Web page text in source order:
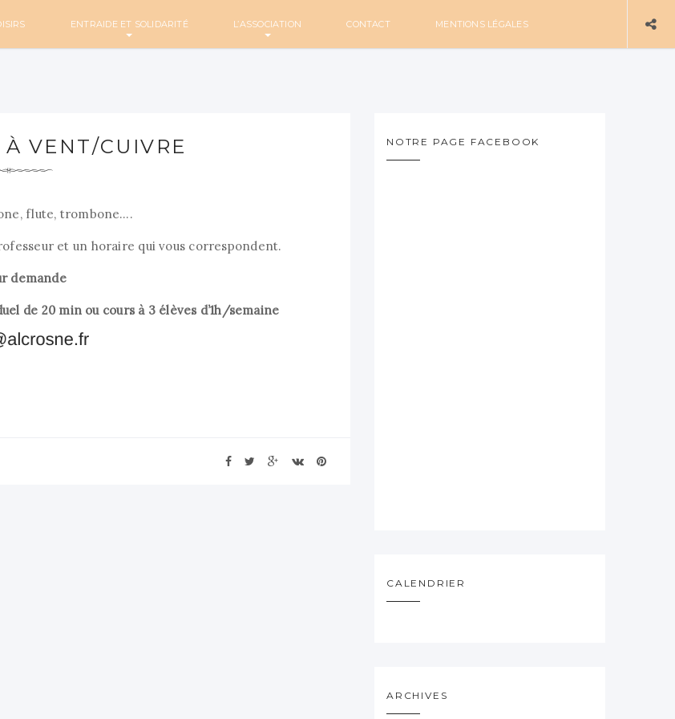
ENTRAIDE ET SOLIDARITÉ L’ASSOCIATION CONTACT MENTIONS LÉGALES
VENT/CUIVRE
flute, trombone….
et un horaire qui vous correspondent.
demande
de 20 min ou cours à 3 élèves d’1h/semaine
NOTRE PAGE FACEBOOK
CALENDRIER
ARCHIVES